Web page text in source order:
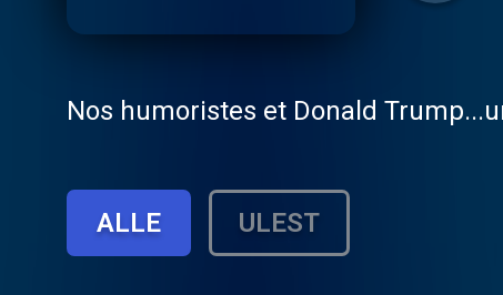
Nos humoristes et Donald
ALLE ULEST